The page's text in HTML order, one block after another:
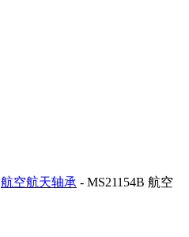
航空航天轴承 - MS21154B 航空